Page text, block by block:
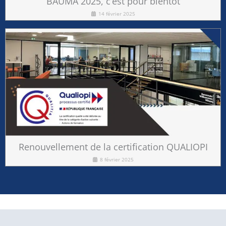
14 février 2025
Renouvellement de la certification QUALIOPI
8 février 2025